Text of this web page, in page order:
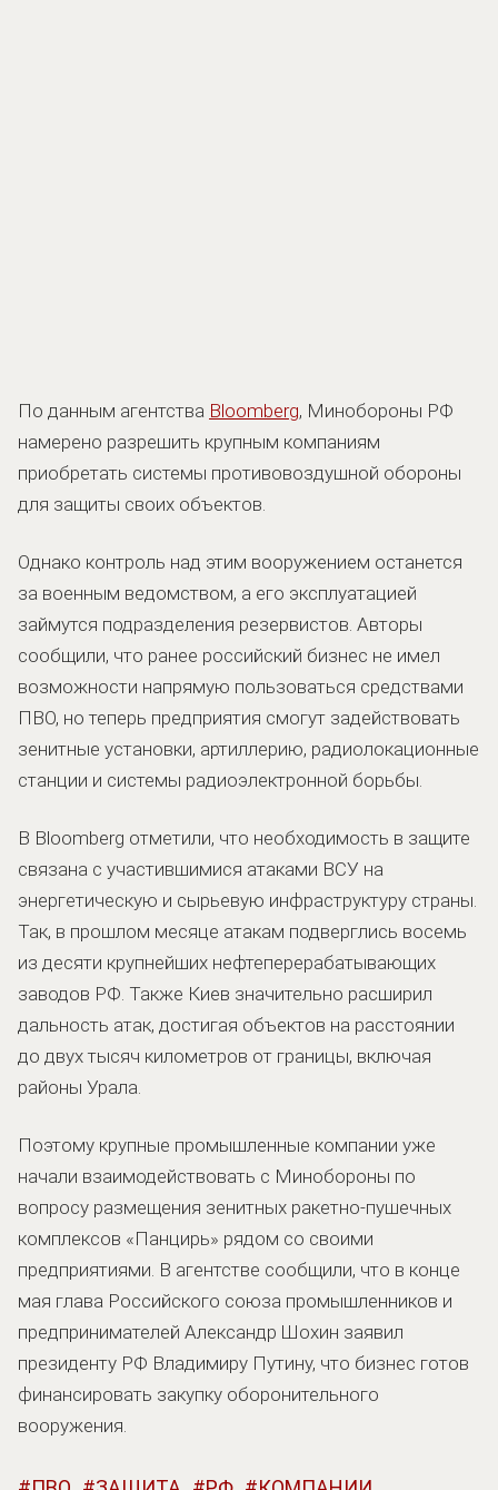
По данным агентства Bloomberg, Минобороны РФ
намерено разрешить крупным компаниям
приобретать системы противовоздушной обороны
для защиты своих объектов.
Однако контроль над этим вооружением останется
за военным ведомством, а его эксплуатацией
займутся подразделения резервистов. Авторы
сообщили, что ранее российский бизнес не имел
возможности напрямую пользоваться средствами
ПВО, но теперь предприятия смогут задействовать
зенитные установки, артиллерию, радиолокационные
станции и системы радиоэлектронной борьбы.
В Bloomberg отметили, что необходимость в защите
связана с участившимися атаками ВСУ на
энергетическую и сырьевую инфраструктуру страны.
Так, в прошлом месяце атакам подверглись восемь
из десяти крупнейших нефтеперерабатывающих
заводов РФ. Также Киев значительно расширил
дальность атак, достигая объектов на расстоянии
до двух тысяч километров от границы, включая
районы Урала.
Поэтому крупные промышленные компании уже
начали взаимодействовать с Минобороны по
вопросу размещения зенитных ракетно-пушечных
комплексов «Панцирь» рядом со своими
предприятиями. В агентстве сообщили, что в конце
мая глава Российского союза промышленников и
предпринимателей Александр Шохин заявил
президенту РФ Владимиру Путину, что бизнес готов
финансировать закупку оборонительного
вооружения.